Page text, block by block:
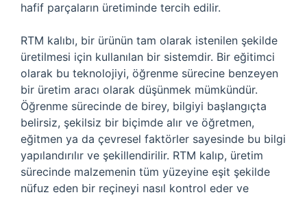
hafif parçaların üretiminde tercih edilir.
RTM kalıbı, bir ürünün tam olarak istenilen şekilde
üretilmesi için kullanılan bir sistemdir. Bir eğitimci
olarak bu teknolojiyi, öğrenme sürecine benzeyen
bir üretim aracı olarak düşünmek mümkündür.
Öğrenme sürecinde de birey, bilgiyi başlangıçta
belirsiz, şekilsiz bir biçimde alır ve öğretmen,
eğitmen ya da çevresel faktörler sayesinde bu bilgi
yapılandırılır ve şekillendirilir. RTM kalıp, üretim
sürecinde malzemenin tüm yüzeyine eşit şekilde
nüfuz eden bir reçineyi nasıl kontrol eder ve